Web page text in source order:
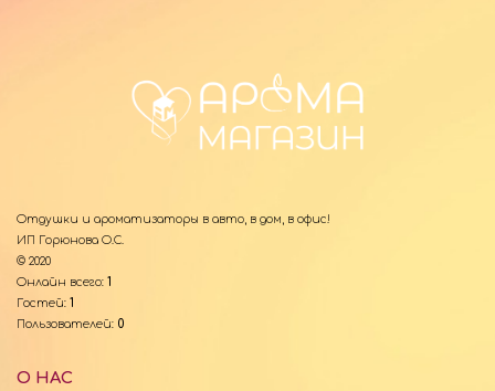
Отдушки и ароматизаторы в авто, в дом, в офис!
ИП Горюнова О.С.
© 2020
Онлайн всего: 1
Гостей: 1
Пользователей: 0
О НАС